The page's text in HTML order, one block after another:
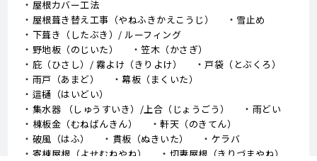
屋根カバー工法
屋根葺き替え工事（やねふきかえこうじ）
雪止め
下葺き（したぶき）/ ルーフィング
野地板（のじいた）
笠木（かさぎ）
庇（ひさし）/ 霧よけ（きりよけ）
戸袋（とぶくろ）
雨戸（あまど）
幕板（まくいた）
這樋（はいどい）
集水器 （しゅうすいき）/上合（じょうごう）
雨どい
棟板金（むねばんきん）
軒天（のきてん）
破風（はふ）
貫板（ぬきいた）
ケラバ
寄棟屋根（よせむねやね）
切妻屋根（きりづまやね）